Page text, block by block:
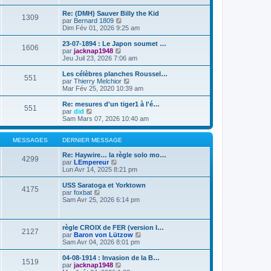
e
e
s
s
a
i
e
r
m
e
s
s
a
r
l
e
d
e
r
n
i
m
e
s
a
e
u
l
t
e
r
e
d
e
r
n
i
m
e
s
s
a
g
e
1309
Re: (DMH) Sauver Billy the Kid
par Bernard 1809
o
n
s
l
e
r
l
e
e
n
i
e
s
a
g
Dim Fév 01, 2026 9:25 am
1606
23-07-1894 : Le Japon soumet …
par jacknap1948
o
n
s
u
l
e
r
l
e
d
r
i
e
r
e
s
e
Jeu Juil 23, 2026 7:06 am
551
Les célèbres planches Roussel…
par Thierry Melchior
o
n
s
l
e
l
e
e
n
i
r
e
s
s
a
g
e
Mar Fév 25, 2020 10:39 am
551
Re: mesures d'un tiger1 à l'é…
par did
o
n
s
u
l
t
e
r
l
e
d
e
i
e
r
m
e
s
s
Sam Mars 07, 2026 10:40 am
MESSAGES DERNIER MESSAGE
4299
Re: Haywire… la règle solo mo…
par LEmpereur
o
n
s
l
r
l
e
d
e
r
n
Lun Avr 14, 2025 8:21 pm
4175
USS Saratoga et Yorktown
par foxbat
o
u
l
t
e
r
e
Sam Avr 25, 2026 6:14 pm
2127
règle CROIX de FER (version I…
par Baron von Lützow
n
s
Sam Avr 04, 2026 8:01 pm
1519
04-08-1914 : Invasion de la B…
par jacknap1948